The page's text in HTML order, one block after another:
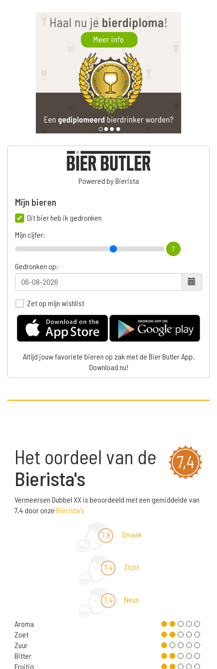
Powered by Bierista
Mijn bieren
Dit bier heb ik gedronken
Mijn cijfer:
7
Gedronken op:
Zet op mijn wishlist
Altijd jouw favoriete bieren op zak met de Bier Butler App.
Download nu!
7,4
Het oordeel van de
Bierista's
Vermeersen Dubbel XX is beoordeeld met een gemiddelde van
7,4 door onze Bierista's
7,8 Smaak
7,4 Zicht
7,4 Neus
Aroma
Zoet
Zuur
Bitter
Fruitig